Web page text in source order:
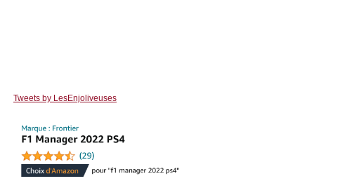
Tweets by LesEnjoliveuses